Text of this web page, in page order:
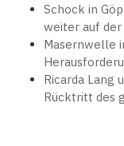
Schock in
weiter auf
Masernwelle
Ricarda Lang
Rücktritt des